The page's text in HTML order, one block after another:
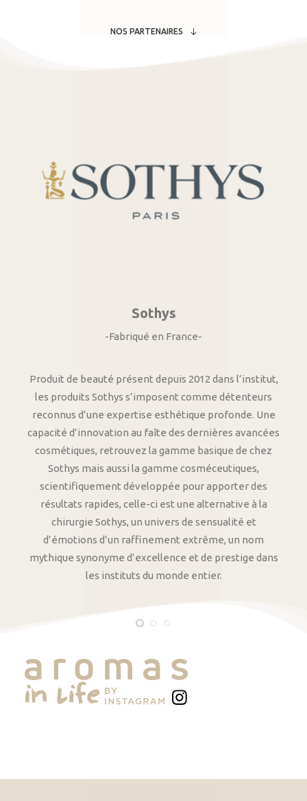
NOS PARTENAIRES
Sothys
-Fabriqué en France-
Produit de beauté présent depuis 2012 dans l’institut,
les produits Sothys s’imposent comme détenteurs
reconnus d’une expertise esthétique profonde. Une
capacité d’innovation au faîte des dernières avancées
cosmétiques, retrouvez la gamme basique de chez
Sothys mais aussi la gamme cosméceutiques,
scientifiquement développée pour apporter des
résultats rapides, celle-ci est une alternative à la
chirurgie Sothys, un univers de sensualité et
d’émotions d’un raffinement extrême, un nom
mythique synonyme d’excellence et de prestige dans
les instituts du monde entier.